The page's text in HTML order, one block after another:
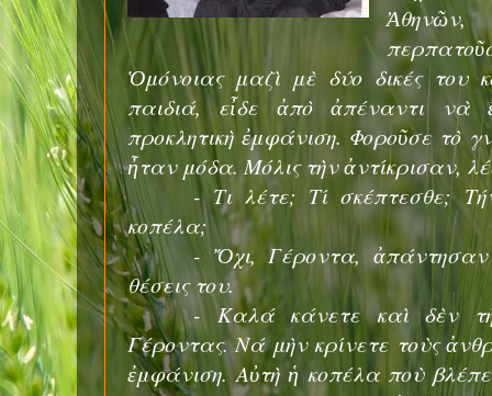
Ὁμόνοιας μαζὶ μὲ δύο δικές του
παιδιά, εἶδε ἀπὸ ἀπέναντι νὰ
προκλητικὴ ἐμφάνιση. Φοροῦσε τὸ
ἦταν μόδα. Μόλις τὴν ἀντίκρισαν,
- Τι λέτε; Τί σκέπτεσθε;
κοπέλα;
- Ὄχι, Γέροντα, ἀπάντησαν
θέσεις του.
- Καλά κάνετε καὶ δὲν
Γέροντας. Νά μὴν κρίνετε τοὺς
ἐμφάνιση. Αὐτὴ ἡ κοπέλα ποὺ